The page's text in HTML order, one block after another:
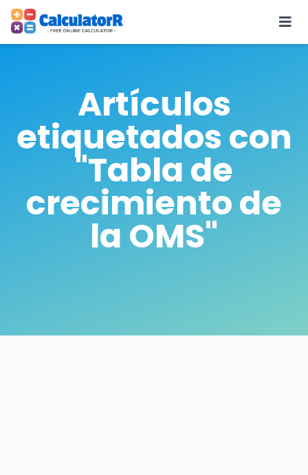
Artículos
etiquetados con
"Tabla de
crecimiento de
la OMS"